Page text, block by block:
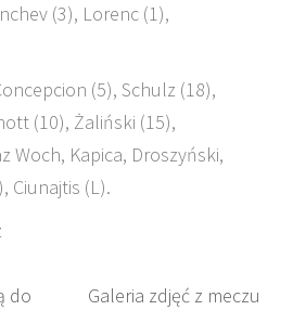
(3), Lorenc (1),
(5), Schulz (18),
(10), Żaliński (15),
Woch, Kapica, Droszyński,
Ciunajtis (L).
do
Galeria zdjęć z meczu